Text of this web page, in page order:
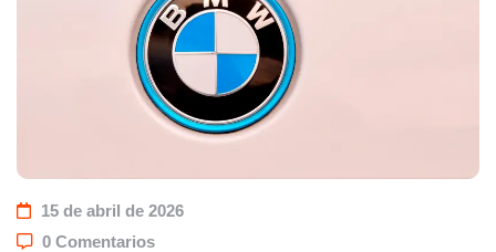
15 de abril de 2026
0 Comentarios